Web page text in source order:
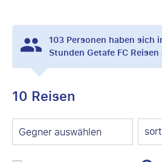
103Personen haben sich
Stunden Getafe FC
10 Reisen
Gegner auswählen